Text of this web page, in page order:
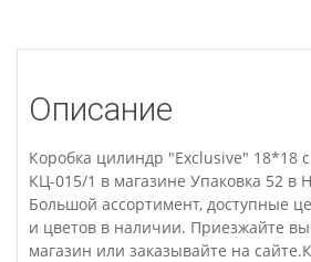
Описание
Коробка цилиндр "Exclusive" 18*18
КЦ-015/1 в магазине Упаковка 52 в
Большой ассортимент, доступные
и цветов в наличии. Приезжайте
магазин или заказывайте на